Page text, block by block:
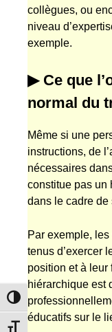
Passer en contraste
Changer la taille de la
collègues, ou
niveau
exemple.
▶ Ce que
normal du
Même si une
instructions, de
nécessaires
constitue pas un
dans le cadre de
Par exemple,
tenus d’exercer
position et à leur
hiérarchique est
éducatifs sur le